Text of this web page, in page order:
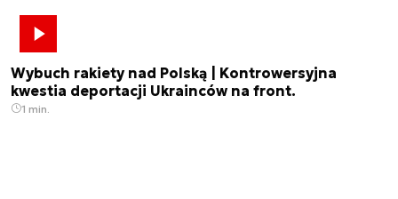
Wybuch rakiety nad Polską | Kontrowersyjna
kwestia deportacji Ukrainców na front.
1 min.